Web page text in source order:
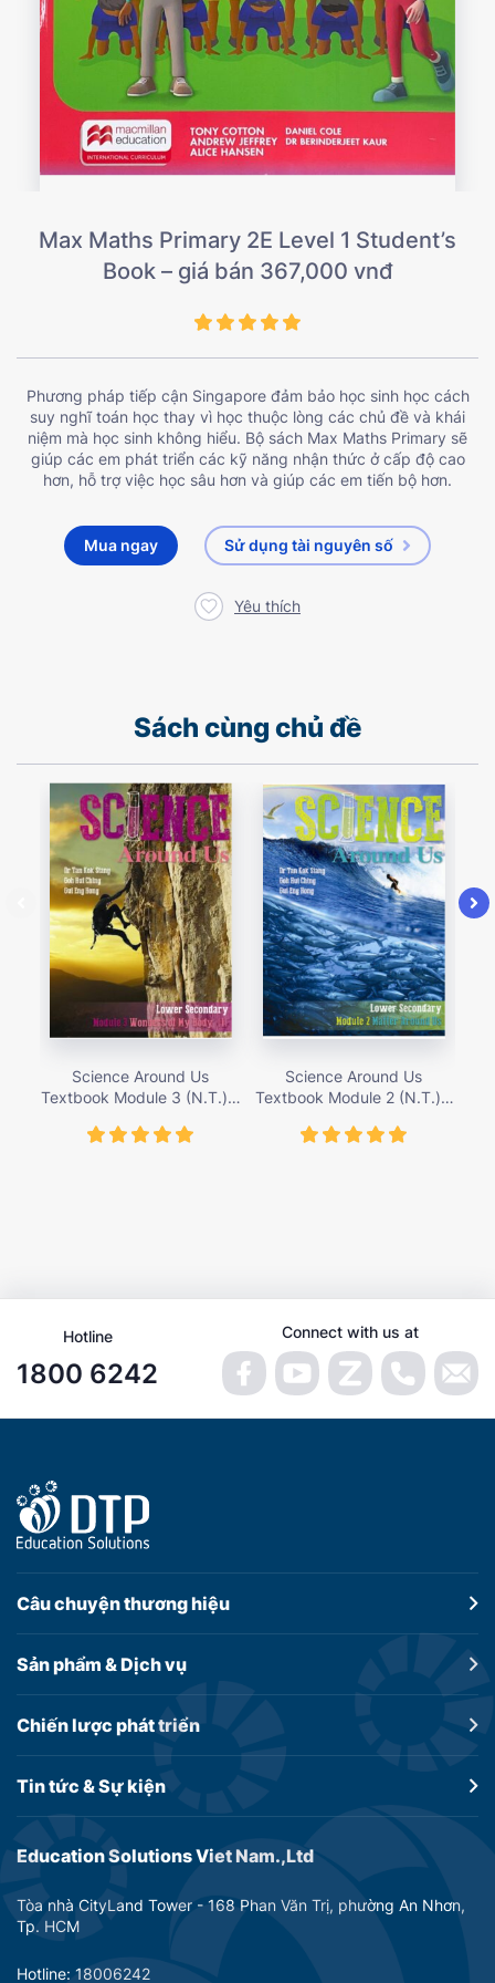
Max Maths Primary 2E Level 1 Student’s
Book – giá bán 367,000 vnđ
Phương pháp tiếp cận Singapore đảm bảo học sinh học cách
suy nghĩ toán học thay vì học thuộc lòng các chủ đề và khái
niệm mà học sinh không hiểu. Bộ sách Max Maths Primary sẽ
giúp các em phát triển các kỹ năng nhận thức ở cấp độ cao
hơn, hỗ trợ việc học sâu hơn và giúp các em tiến bộ hơn.
Mua ngay Sử dụng tài nguyên số
Yêu thích
Sách cùng chủ đề
Science Around Us
Textbook Module 3 (N.T.) –
Science Around Us
Textbook Module 2 (N.T.) –
Hotline
1800 6242
Connect with us at
Education Solutions Viet Nam.,Ltd
Tòa nhà CityLand Tower - 168 Phan Văn Trị, phường An Nhơn,
Tp. HCM
Hotline: 18006242
Câu chuyệnthương hiệu
Sản phẩm &Dịch vụ
Chiến lược phát triển
Tin tức &Sự kiện